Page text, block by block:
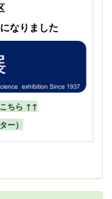
になりました
ちら ↑↑
ー）